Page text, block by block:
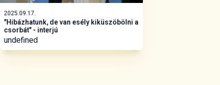
2025.09.17.
"Hibázhatunk, de van esély kiküszöbölni a
csorbát" - interjú
undefined